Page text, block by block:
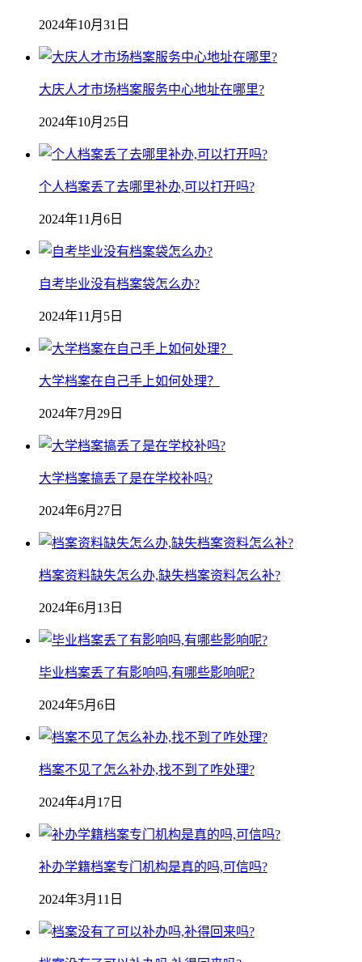
2024年10月31日
大庆人才市场档案服务中心地址在哪里?
2024年10月25日
个人档案丢了去哪里补办,可以打开吗?
2024年11月6日
自考毕业没有档案袋怎么办?
2024年11月5日
大学档案在自己手上如何处理？
2024年7月29日
大学档案搞丢了是在学校补吗?
2024年6月27日
档案资料缺失怎么办,缺失档案资料怎么补?
2024年6月13日
毕业档案丢了有影响吗,有哪些影响呢?
2024年5月6日
档案不见了怎么补办,找不到了咋处理?
2024年4月17日
补办学籍档案专门机构是真的吗,可信吗?
2024年3月11日